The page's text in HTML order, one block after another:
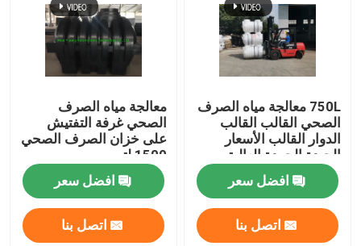
750L معالجة مياه الصرف
الصحي القالب القالب
الدوار القالب الأسعار
الجيدة الجودة العالية
القالب السبتيكي
افضل سعر
اتصل بنا
معالجة مياه الصرف
الصحي غرفة التفتيش
على خزان الصرف الصحي
1500 لتر
افضل سعر
اتصل بنا